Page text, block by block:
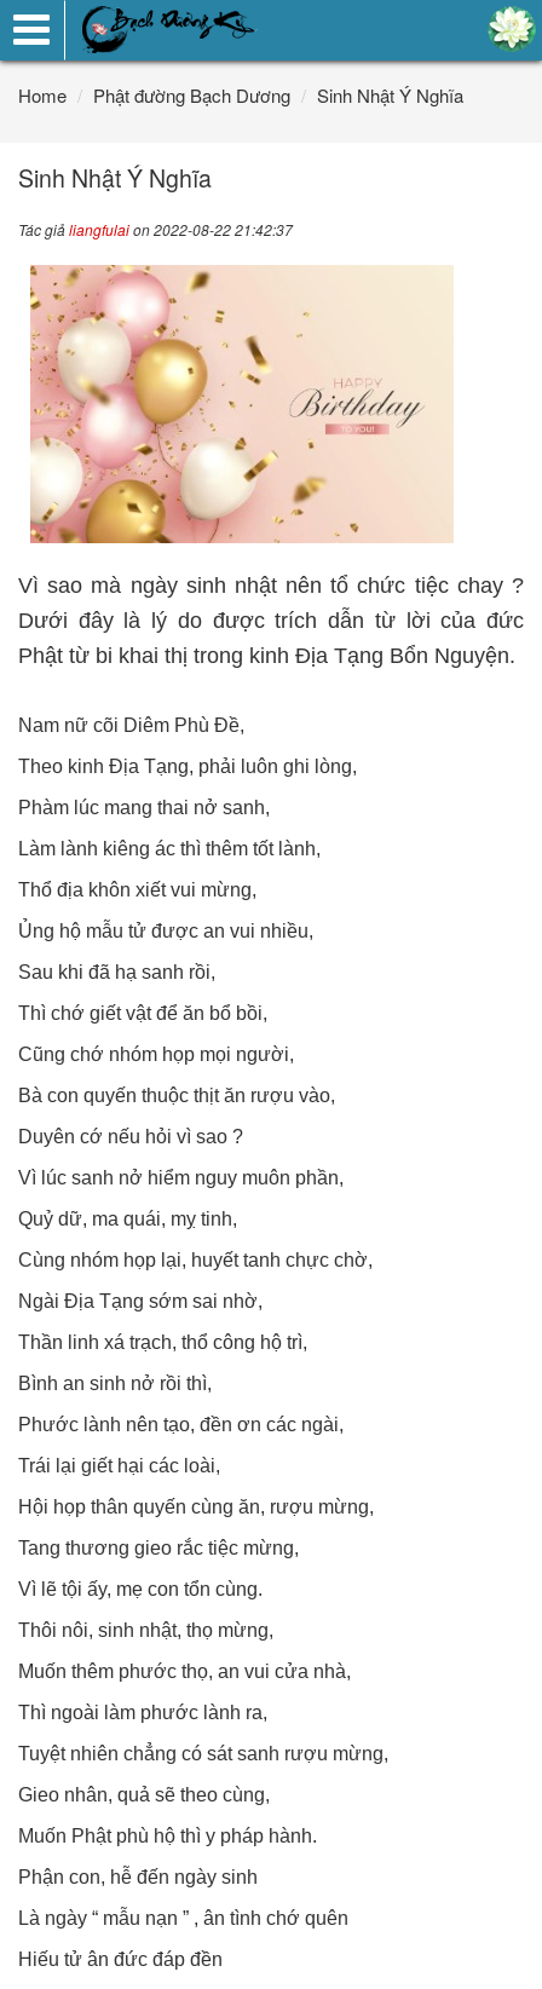
Toggle
navigation
Home
Phật đường Bạch Dương Sinh Nhật Ý Nghĩa
Sinh Nhật Ý Nghĩa
Tác giảliangfulaion 2022-08-22 21:42:37
Vì sao mà ngày sinh nhật nên tổ chức tiệc chay ?
Dưới đây là lý do được trích dẫn từ lời của đức
Phật từ bi khai thị trong kinh Địa Tạng Bổn Nguyện.
Nam nữ cõi Diêm Phù Đề,
Theo kinh Địa Tạng, phải luôn ghi lòng,
Phàm lúc mang thai nở sanh,
Làm lành kiêng ác thì thêm tốt lành,
Thổ địa khôn xiết vui mừng,
Ủng hộ mẫu tử được an vui nhiều,
Sau khi đã hạ sanh rồi,
Thì chớ giết vật để ăn bổ bồi,
Cũng chớ nhóm họp mọi người,
Bà con quyến thuộc thịt ăn rượu vào,
Duyên cớ nếu hỏi vì sao ?
Vì lúc sanh nở hiểm nguy muôn phần,
Quỷ dữ, ma quái, mỵ tinh,
Cùng nhóm họp lại, huyết tanh chực chờ,
Ngài Địa Tạng sớm sai nhờ,
Thần linh xá trạch, thổ công hộ trì,
Bình an sinh nở rồi thì,
Phước lành nên tạo, đền ơn các ngài,
Trái lại giết hại các loài,
Hội họp thân quyến cùng ăn, rượu mừng,
Tang thương gieo rắc tiệc mừng,
Vì lẽ tội ấy, mẹ con tổn cùng.
Thôi nôi, sinh nhật, thọ mừng,
Muốn thêm phước thọ, an vui cửa nhà,
Thì ngoài làm phước lành ra,
Tuyệt nhiên chẳng có sát sanh rượu mừng,
Gieo nhân, quả sẽ theo cùng,
Muốn Phật phù hộ thì y pháp hành.
Phận con, hễ đến ngày sinh
Là ngày “ mẫu nạn ” , ân tình chớ quên
Hiếu tử ân đức đáp đền